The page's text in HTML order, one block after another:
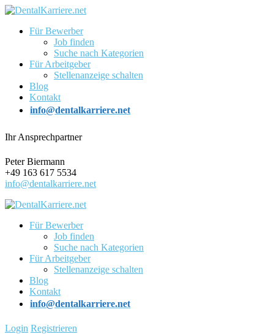
Für Bewerber
Job finden
Suche nach Kategorien
Für Arbeitgeber
Stellenanzeige schalten
Blog
Kontakt
info@dentalkarriere.net
Ihr Ansprechpartner
Peter Biermann
+49 163 617 5534
info@dentalkarriere.net
Für Bewerber
Job finden
Suche nach Kategorien
Für Arbeitgeber
Stellenanzeige schalten
Blog
Kontakt
info@dentalkarriere.net
Login Registrieren